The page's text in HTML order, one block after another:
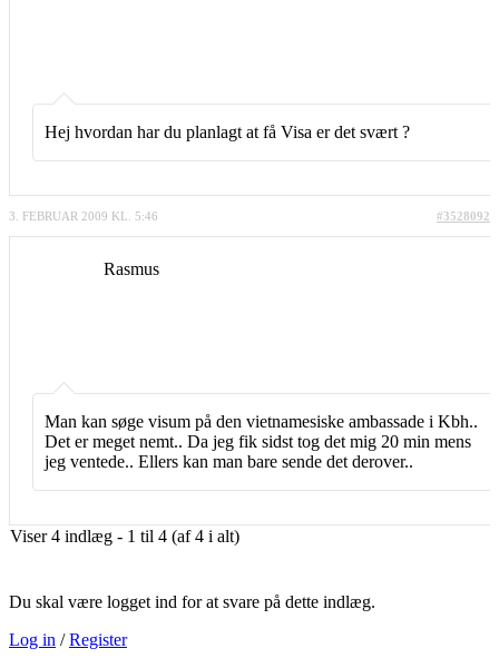
Hej hvordan har du planlagt at få Visa er det svært ?
3. FEBRUAR 2009 KL. 5:46 #3528092
Rasmus
Man kan søge visum på den vietnamesiske ambassade i Kbh..
Det er meget nemt.. Da jeg fik sidst tog det mig 20 min mens
jeg ventede.. Ellers kan man bare sende det derover..
Viser 4 indlæg - 1 til 4 (af 4 i alt)
Du skal være logget ind for at svare på dette indlæg.
Log in /Register